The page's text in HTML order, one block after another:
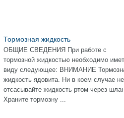
Тормозная жидкость
ОБЩИЕ СВЕДЕНИЯ При работе с
тормозной жидкостью необходимо
виду следующее: ВНИМАНИЕ
жидкость ядовита. Ни в коем случае не
отсасывайте жидкость ртом через
Храните тормозну ...